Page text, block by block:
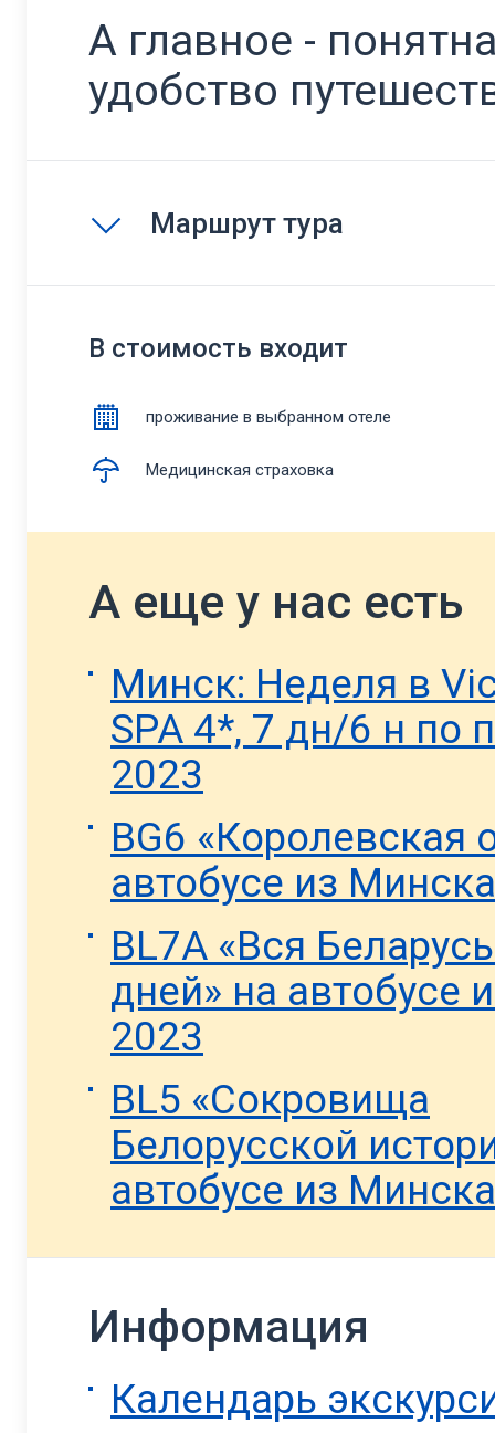
А главное -
удобство
Маршрут тура
В стоимость входит
проживание в выбранном отеле
Медицинская страховка
А еще у нас есть
Минск: Неделя в
SPA 4*, 7 дн/6 н по
2023
BG6 «Королевская
автобусе из
BL7A «Вся
дней» на автобусе
2023
BL5 «Сокровища
Белорусской
автобусе из
Информация
Календарь